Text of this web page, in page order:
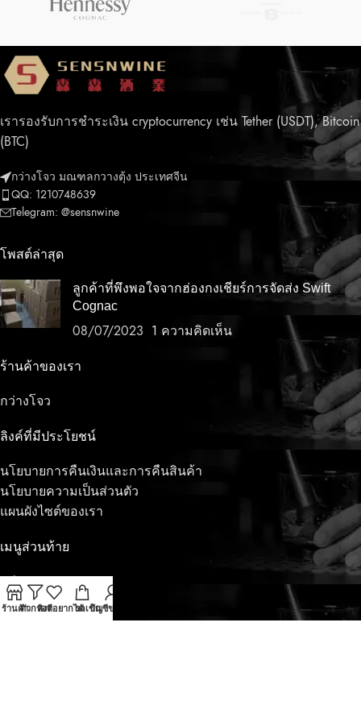
เรารองรับการชำระเงิน cryptocurrency เช่น Tether (USDT), Bitcoin
(BTC)
กว่างโจว มณฑลกวางตุ้ง ประเทศจีน
QQ: 1210748639
Telegram: @sensnwine
โพสต์ล่าสุด
ลูกค้าที่พึงพอใจจากฮ่องกงเชียร์การจัดส่ง Swift
Cognac
08/07/2023 1 ความคิดเห็น
ร้านค้าของเรา
กว่างโจว
ลิงค์ที่มีประโยชน์
นโยบายการคืนเงินและการคืนสินค้า
นโยบายความเป็นส่วนตัว
แผนผังไซต์ของเรา
เมนูส่วนท้าย
Whatsapp
Telegram
ร้านค้าตัวกรองสิ่งที่อยากได้รถเข็นบัญชีของฉัน